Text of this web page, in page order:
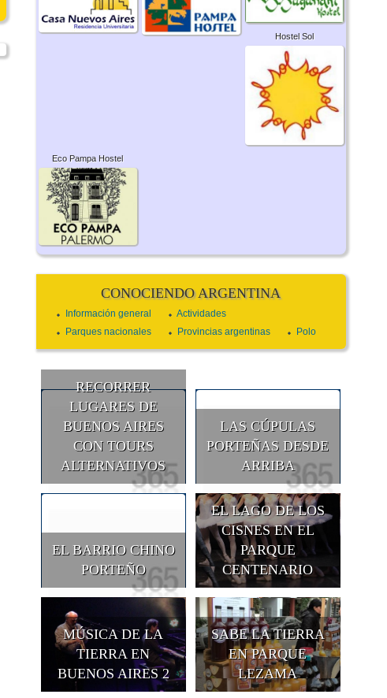
Hostel Sol
Eco Pampa Hostel
CONOCIENDO ARGENTINA
Información general
Actividades
Parques nacionales
Provincias argentinas Polo
RECORRER
LUGARES DE
BUENOS AIRES
CON TOURS
ALTERNATIVOS
LAS CÚPULAS
PORTEÑAS DESDE
ARRIBA
EL BARRIO CHINO
PORTEÑO
EL LAGO DE LOS
CISNES EN EL
PARQUE
CENTENARIO
MÚSICA DE LA
TIERRA EN
BUENOS AIRES 2
SABE LA TIERRA
EN PARQUE
LEZAMA